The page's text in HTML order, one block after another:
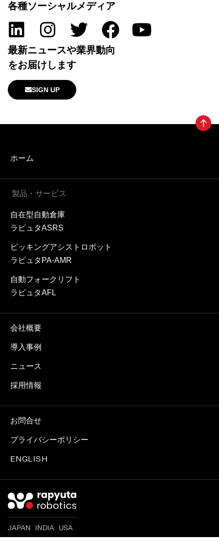
各種ソーシャルメディア
最新ニュースや業界動向
をお届けします
SIGN UP
ホーム
製品・サービス
自在型自動倉庫
ラピュタASRS
ピッキングアシストロボット
ラピュタPA-AMR
自動フォークリフト
ラピュタAFL
会社概要
導入事例
ニュース
採用情報
お問合せ
プライバシーポリシー
ENGLISH
JAPAN INDIA USA